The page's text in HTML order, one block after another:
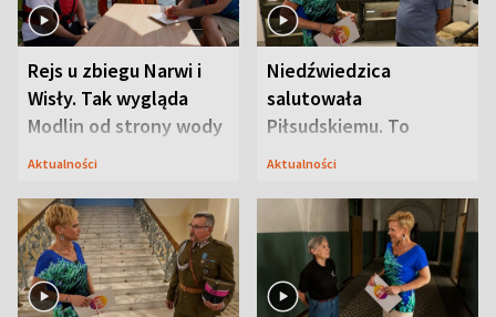
Rejs u zbiegu Narwi i
Wisły. Tak wygląda
Modlin od strony wody
Aktualności
Niedźwiedzica
salutowała
Piłsudskiemu. To
niejedyna tajemnica
Aktualności